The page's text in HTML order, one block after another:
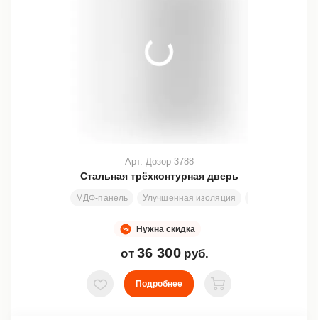
Стальная трёхконтурная дверь
МДФ-панель Улучшенная изоляция
Арт. Дозор-3788
Нужна скидка
от 36 300 руб.
В избранное
Подробнее
В корзину